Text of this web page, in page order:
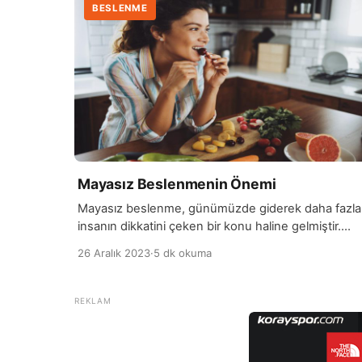
BESLENME
Mayasız Beslenmenin Önemi
Mayasız beslenme, günümüzde giderek daha fazla
insanın dikkatini çeken bir konu haline gelmiştir.
intoleransı olan bireyler, çölyak hastalığı olanlar
edilen bir beslenme yöntemidir. Bu beslenme
tarzında, mayalı gıdaların tüketimi sınırlanır veya
tamamen kaçınılır. Mayasız beslenme, kişilerin
sindirim sistemini rahatlatma, şişkinlik ve sindirim
26 Aralık 2023·5 dk okuma